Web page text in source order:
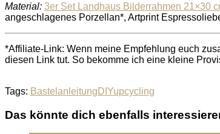
Material: 3er Set Landhaus Bilderrahmen 21×30
angeschlagenes Porzellan*, Artprint
*Affiliate-Link: Wenn meine Empfehlung euch
diesen Link tut. So bekomme ich eine kleine
Tags: BastelanleitungDIYupcycling
Das könnte dich ebenfalls